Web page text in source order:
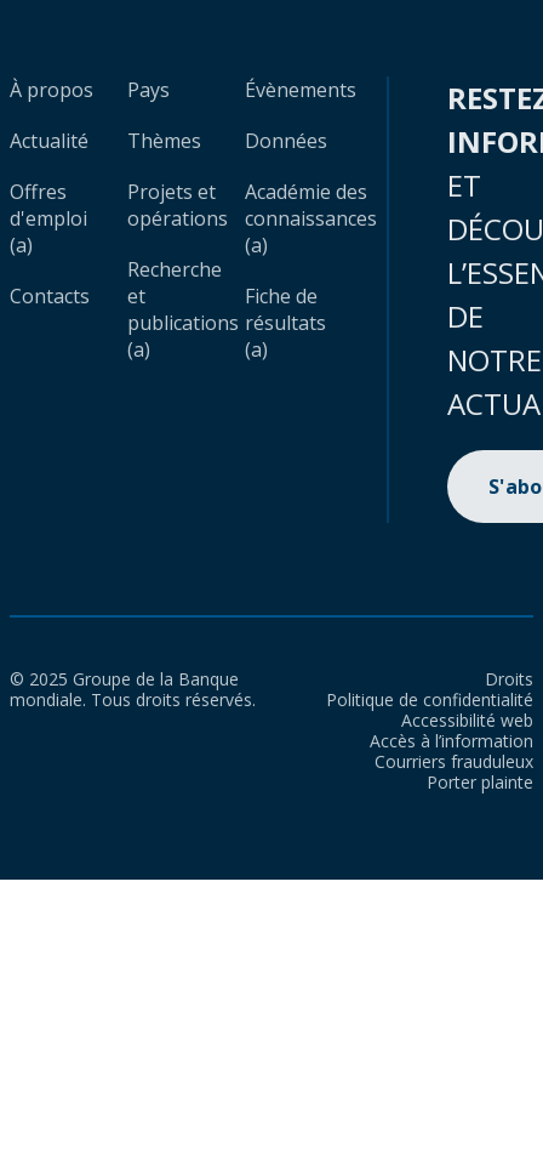
À propos
Actualité
Offres
d'emploi
(a)
Contacts
Pays
Thèmes
Projets et
opérations
Recherche
et
publications
(a)
Évènements
Données
Académie des
connaissances
(a)
Fiche de
résultats
(a)
ET
DE
NOTRE
© 2025 Groupe de la Banque
mondiale. Tous droits réservés.
Droits
Politique de confidentialité
Accessibilité web
Accès à l’information
Courriers frauduleux
Porter plainte